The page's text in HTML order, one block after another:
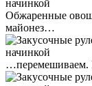
Обжаренные
майонез…
…перемешиваем.